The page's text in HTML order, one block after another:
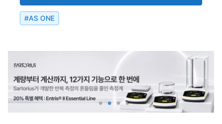
#AS ONE